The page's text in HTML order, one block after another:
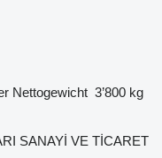
Nettogewicht 3’800 kg
SANAYİ VE TİCARET